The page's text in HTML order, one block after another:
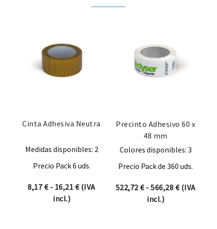
Cinta Adhesiva Neutra
Medidas disponibles: 2
Precio Pack 6 uds.
8,17€ - 16,21 €Rango de precios: desde 8,17 € hasta
(IVA
incl.)
Precinto Adhesivo 60 x
48 mm
Colores disponibles: 3
Precio Pack de 360 uds.
522,72€ - 566,28 €Rango de
(IVA
incl.)